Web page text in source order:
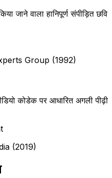
जाने वाला हानिपूर्ण संपीड़ित छवि
Group (1992)
कोडेक पर आधारित अगली पीढ़ी
(2019)